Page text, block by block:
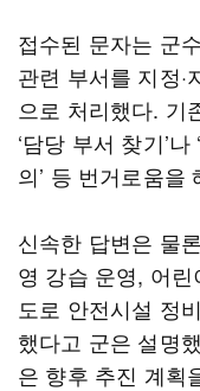
접수된 문자는 군
관련 부서를 지정·
으로 처리했다. 기
‘담당 부서 찾기’
의’ 등 번거로움을
신속한 답변은 물
영 강습 운영, 어
도로 안전시설 정
했다고 군은 설명
은 향후 추진 계획